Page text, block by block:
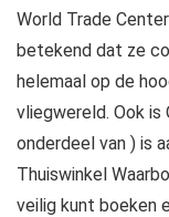
World Trade
betekend dat ze
helemaal op de
vliegwereld. Ook is
onderdeel van ) is
Thuiswinkel
veilig kunt boeken